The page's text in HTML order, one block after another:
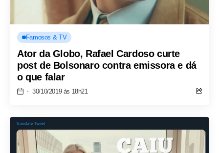
Famosos & TV
Ator da Globo, Rafael Cardoso curte
post de Bolsonaro contra emissora e dá
o que falar
30/10/2019 às 18h21